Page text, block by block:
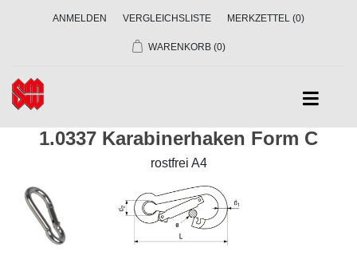
ANMELDEN VERGLEICHSLISTE MERKZETTEL (0)
WARENKORB (0)
1.0337 Karabinerhaken Form C
rostfrei A4